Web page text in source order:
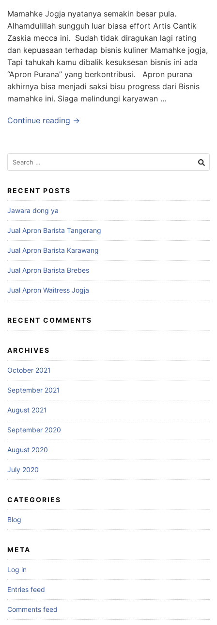
Mamahke Jogja nyatanya semakin besar pula.
Alhamdulillah sungguh luar biasa effort Artis Cantik
Zaskia mecca ini. Sudah tidak diragukan lagi rating
dan kepuasaan terhadap bisnis kuliner Mamahke jogja,
Tapi tahukah kamu dibalik kesuksesan bisnis ini ada
“Apron Purana” yang berkontribusi. Apron purana
akhirnya bisa menjadi saksi bisu progress dari Bisnis
mamahke ini. Siaga melindungi karyawan …
Continue reading →
RECENT POSTS
Jawara dong ya
Jual Apron Barista Tangerang
Jual Apron Barista Karawang
Jual Apron Barista Brebes
Jual Apron Waitress Jogja
RECENT COMMENTS
ARCHIVES
October 2021
September 2021
August 2021
September 2020
August 2020
July 2020
CATEGORIES
Blog
META
Log in
Entries feed
Comments feed